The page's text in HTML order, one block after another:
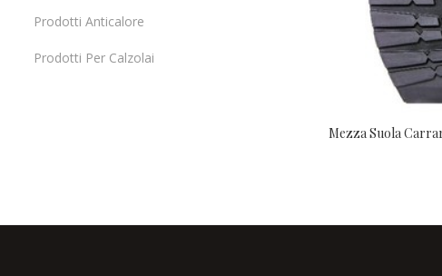
Prodotti Anticalore
Prodotti Per Calzolai